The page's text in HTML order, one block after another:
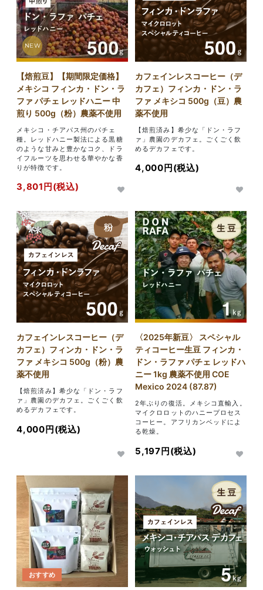
NEW
【焙煎豆】【期間限定価格】
メキシコ フィンカ・ドン・ラ
ファ パチェ レッドハニー 中
煎り 500g（粉）農薬不使用
メキシコ・チアパス州のパチェ
種。レッドハニー製法による黒糖
のような甘みと豊かなコク、ドラ
イフルーツを思わせる華やかな香
りが特徴です。
3,801円(税込)
カフェインレスコーヒー（デ
カフェ）フィンカ・ドン・ラ
ファ メキシコ 500g（豆）農
薬不使用
【焙煎済み】希少な「ドン・ラフ
ァ」農園のデカフェ。ごくごく飲
めるデカフェです。
4,000円(税込)
カフェインレスコーヒー（デ
カフェ）フィンカ・ドン・ラ
ファ メキシコ 500g（粉）農
薬不使用
【焙煎済み】希少な「ドン・ラフ
ァ」農園のデカフェ。ごくごく飲
めるデカフェです。
4,000円(税込)
〈2025年新豆〉 スペシャル
ティコーヒー生豆 フィンカ・
ドン・ラファ パチェ レッドハ
ニー 1kg 農薬不使用 COE
Mexico 2024 (87.87)
2年ぶりの復活。メキシコ直輸入。
マイクロロットのハニープロセス
コーヒー。アフリカンベッドによ
る乾燥。
5,197円(税込)
おすすめ